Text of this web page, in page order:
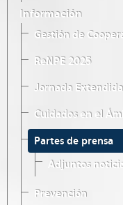
Información
Gestión de
ReNPE 2025
Jornada
Cuidados en el
Partes de prensa
Adjuntos
Prevención